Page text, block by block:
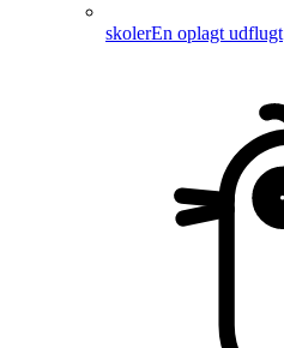
skolerEn oplagt udflugt